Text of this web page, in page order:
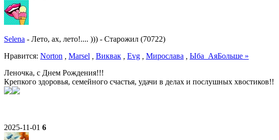
Selena - Лето, ах, лето!.... ))) - Старожил (70722)
Нравитcя: Norton Marsel Виквак Evg Мирослава Ыба_АяБольше »
Леночка, с Днем Рождения!!!
Крепкого здоровья, семейного счастья, удачи в делах и послушных хвостиков!!
2025-11-01 6